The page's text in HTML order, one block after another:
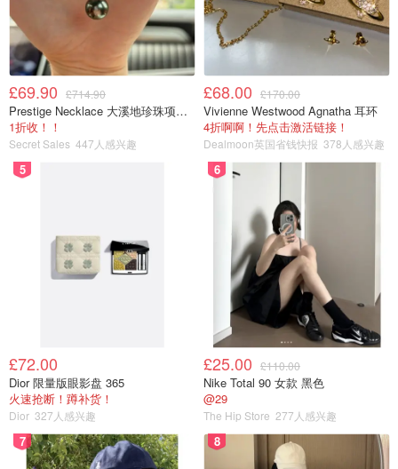
7⃣️ 下锅之后大概开始变色了就可以挤压一下 （大概在10-
£69.90 £714.90
Prestige Necklace 大溪地珍珠项链 10-11mm
1折收！！
Secret Sales 447人感兴趣
£68.00 £170.00
Vivienne Westwood Agnatha 耳环
4折啊啊！先点击激活链接！
Dealmoon英国省钱快报 378人感兴趣
5
£72.00
Dior 限量版眼影盘 365
火速抢断！蹲补货！
Dior 327人感兴趣
6
£25.00 £110.00
Nike Total 90 女款 黑色
@29
The Hip Store 277人感兴趣
7 8